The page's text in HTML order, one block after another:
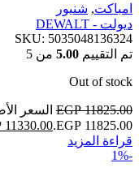
امباكت, شنيور
ديولت - DEWALT
SKU: 5035048136324
تم التقييم 5.00 من 5
Out of stock
EGP11825.00
السعر
EGP 11825.00.
11330.00
قراءة المزيد
-1%